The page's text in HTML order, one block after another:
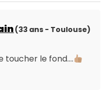
(33 ans - Toulouse)
toucher le fond….